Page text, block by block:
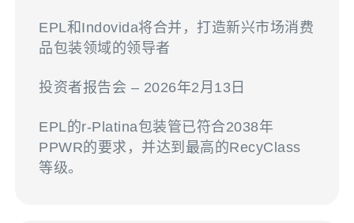
EPL和Indovida将合并，打造新兴市场消费
品包装领域的领导者
投资者报告会 – 2026年2月13日
EPL的r-Platina包装管已符合2038年
PPWR的要求，并达到最高的RecyClass
等级。